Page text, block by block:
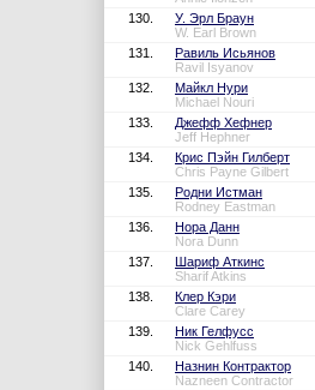
130.
У. Эрл Браун
W. Earl Brown
131.
Равиль Исьянов
Ravil Isyanov
132.
Майкл Нури
Michael Nouri
133.
Джефф Хефнер
Jeff Hephner
134.
Крис Пэйн Гилберт
Chris Payne Gilbert
135.
Родни Истман
Rodney Eastman
136.
Нора Данн
Nora Dunn
137.
Шариф Аткинс
Sharif Atkins
138.
Клер Кэри
Clare Carey
139.
Ник Гелфусс
Nick Gehlfuss
140.
Назнин Контрактор
Nazneen Contractor